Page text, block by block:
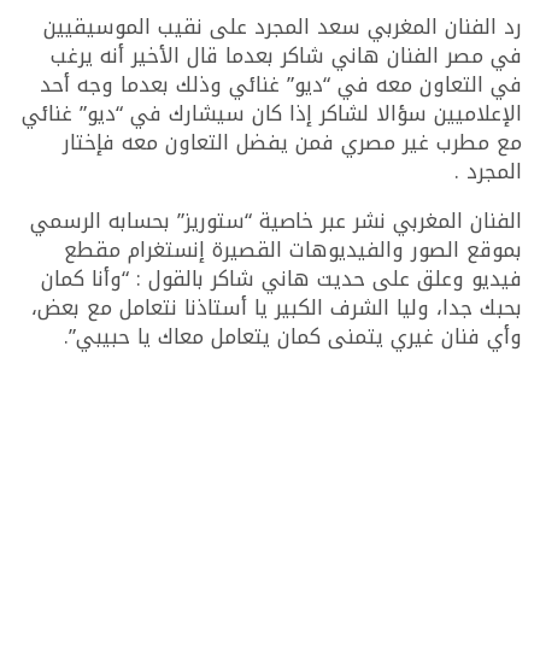
رد الفنان المغربي سعد المجرد على نقيب الموسيقيين
في مصر الفنان هاني شاكر بعدما قال الأخير أنه يرغب
في التعاون معه في “ديو” غنائي وذلك بعدما وجه أحد
الإعلاميين سؤالا لشاكر إذا كان سيشارك في “ديو” غنائي
مع مطرب غير مصري فمن يفضل التعاون معه فإختار
المجرد .
الفنان المغربي نشر عبر خاصية “ستوريز” بحسابه الرسمي
بموقع الصور والفيديوهات القصيرة إنستغرام مقطع
فيديو وعلق على حديت هاني شاكر بالقول : “وأنا كمان
بحبك جدا، وليا الشرف الكبير يا أستاذنا نتعامل مع بعض،
وأي فنان غيري يتمنى كمان يتعامل معاك يا حبيبي”.